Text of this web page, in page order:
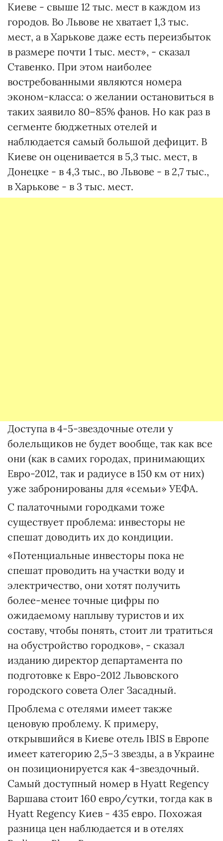
Киеве - свыше 12 тыс. мест в каждом из
городов. Во Львове не хватает 1,3 тыс.
мест, а в Харькове даже есть переизбыток
в размере почти 1 тыс. мест», - сказал
Ставенко. При этом наиболее
востребованными являются номера
эконом-класса: о желании остановиться в
таких заявило 80–85% фанов. Но как раз в
сегменте бюджетных отелей и
наблюдается самый большой дефицит. В
Киеве он оценивается в 5,3 тыс. мест, в
Донецке - в 4,3 тыс., во Львове - в 2,7 тыс.,
в Харькове - в 3 тыс. мест.
Доступа в 4-5-звездочные отели у
болельщиков не будет вообще, так как все
они (как в самих городах, принимающих
Евро-2012, так и радиусе в 150 км от них)
уже забронированы для «семьи» УЕФА.
С палаточными городками тоже
существует проблема: инвесторы не
спешат доводить их до кондиции.
«Потенциальные инвесторы пока не
спешат проводить на участки воду и
электричество, они хотят получить
более-менее точные цифры по
ожидаемому наплыву туристов и их
составу, чтобы понять, стоит ли тратиться
на обустройство городков», - сказал
изданию директор департамента по
подготовке к Евро-2012 Львовского
городского совета Олег Засадный.
Проблема с отелями имеет также
ценовую проблему. К примеру,
открывшийся в Киеве отель IBIS в Европе
имеет категорию 2,5–3 звезды, а в Украине
он позиционируется как 4-звездочный.
Самый доступный номер в Hyatt Regency
Варшава стоит 160 евро/сутки, тогда как в
Hyatt Regency Киев - 435 евро. Похожая
разница цен наблюдается и в отелях